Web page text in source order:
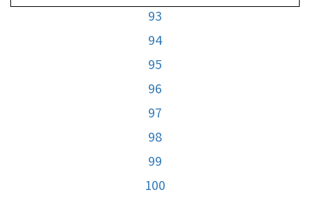
93
94
95
96
97
98
99
100